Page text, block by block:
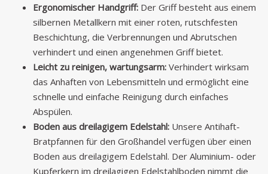
Ergonomischer Handgriff: Der Griff besteht aus einem
silbernen Metallkern mit einer roten, rutschfesten
Beschichtung, die Verbrennungen und Abrutschen
verhindert und einen angenehmen Griff bietet.
Leicht zu reinigen, wartungsarm: Verhindert wirksam
das Anhaften von Lebensmitteln und ermöglicht eine
schnelle und einfache Reinigung durch einfaches
Abspülen.
Boden aus dreilagigem Edelstahl: Unsere Antihaft-
Bratpfannen für den Großhandel verfügen über einen
Boden aus dreilagigem Edelstahl. Der Aluminium- oder
Kupferkern im dreilagigen Edelstahlboden nimmt die